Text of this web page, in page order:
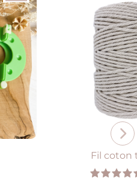
Fil coton